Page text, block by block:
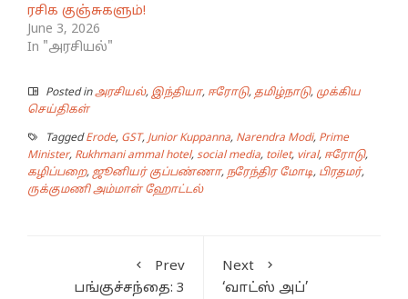
ரசிக குஞ்சுகளும்!
June 3, 2026
In "அரசியல்"
Posted inஅரசியல், இந்தியா, ஈரோடு, தமிழ்நாடு, முக்கிய
செய்திகள்
TaggedErode, GST, Junior Kuppanna, Narendra Modi, Prime
Minister, Rukhmani ammal hotel, social media, toilet, viral, ஈரோடு,
கழிப்பறை, ஜூனியர் குப்பண்ணா, நரேந்திர மோடி, பிரதமர்,
ருக்குமணி அம்மாள் ஹோட்டல்
Prev
பங்குச்சந்தை: 3
Next
‘வாட்ஸ் அப்’